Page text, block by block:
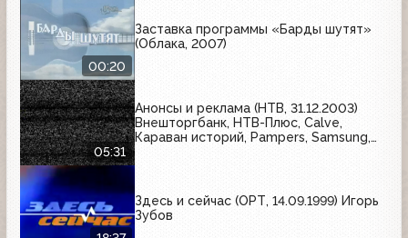
00:20
Заставка программы «Барды шутят»
(Облака, 2007)
05:31
Анонсы и реклама (НТВ, 31.12.2003)
Внешторгбанк, НТВ-Плюс, Calve,
Караван историй, Pampers, Samsung,
Здесь и сейчас (ОРТ, 14.09.1999) Игорь
Зубов